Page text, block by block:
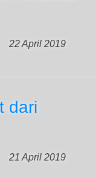
22 April 2019
dari
21 April 2019